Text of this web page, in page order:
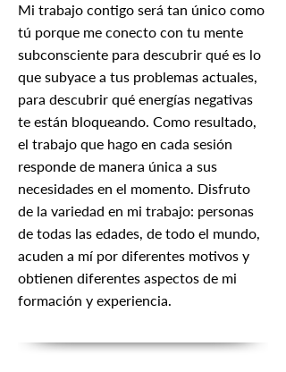
Mi trabajo contigo será tan único como
tú porque me conecto con tu mente
subconsciente para descubrir qué es lo
que subyace a tus problemas actuales,
para descubrir qué energías negativas
te están bloqueando. Como resultado,
el trabajo que hago en cada sesión
responde de manera única a sus
necesidades en el momento. Disfruto
de la variedad en mi trabajo: personas
de todas las edades, de todo el mundo,
acuden a mí por diferentes motivos y
obtienen diferentes aspectos de mi
formación y experiencia.